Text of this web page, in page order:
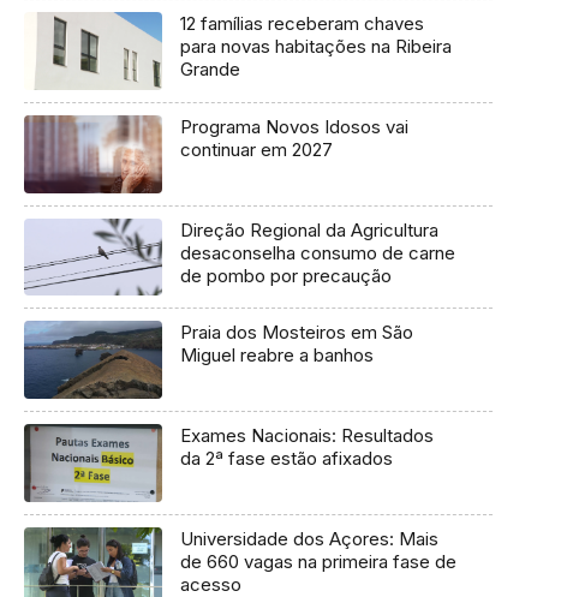
12 famílias receberam chaves
para novas habitações na Ribeira
Grande
Programa Novos Idosos vai
continuar em 2027
Direção Regional da Agricultura
desaconselha consumo de carne
de pombo por precaução
Praia dos Mosteiros em São
Miguel reabre a banhos
Exames Nacionais: Resultados
da 2ª fase estão afixados
Universidade dos Açores: Mais
de 660 vagas na primeira fase de
acesso